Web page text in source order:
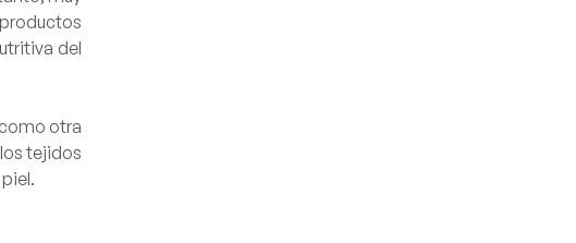
del
otra
tejidos